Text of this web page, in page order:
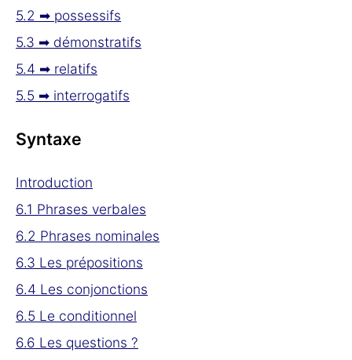
5.2 ➡ possessifs
5.3 ➡ démonstratifs
5.4 ➡ relatifs
5.5 ➡ interrogatifs
Syntaxe
Introduction
6.1 Phrases verbales
6.2 Phrases nominales
6.3 Les prépositions
6.4 Les conjonctions
6.5 Le conditionnel
6.6 Les questions ?